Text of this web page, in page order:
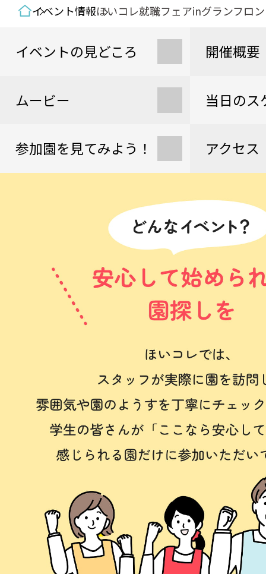
イベント情報ほいコレ就職フェアinグランフロ
イベントの見どころ 開催概要
ムービー 当日のス
参加園を見てみよう！ アクセス